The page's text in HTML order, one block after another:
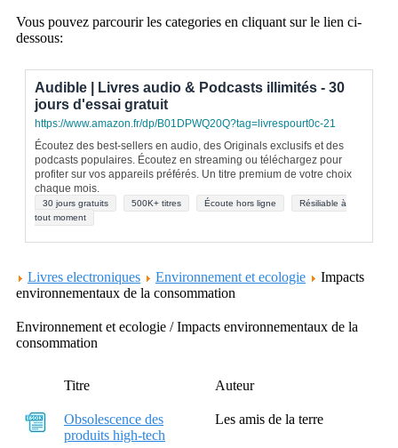
Vous pouvez parcourir les categories en cliquant sur le lien ci-
dessous:
Audible | Livres audio & Podcasts illimités - 30
jours d'essai gratuit
https://www.amazon.fr/dp/B01DPWQ20Q?tag=livrespourt0c-21
Écoutez des best-sellers en audio, des Originals exclusifs et des
podcasts populaires. Écoutez en streaming ou téléchargez pour
profiter sur vos appareils préférés. Un titre premium de votre choix
chaque mois.
30 jours gratuits 500K+ titres Écoute hors ligne
Résiliable à
tout moment
Livres electroniques Environnement et ecologie
Impacts
environnementaux de la consommation
Environnement et ecologie / Impacts environnementaux de la
consommation
Titre Auteur
Obsolescence des
produits high-tech
Les amis de la terre